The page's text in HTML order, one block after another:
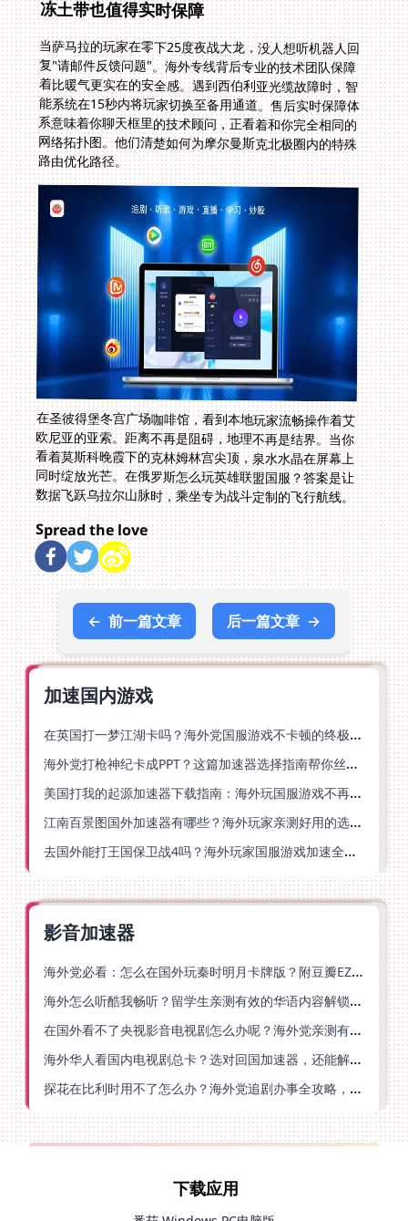
冻土带也值得实时保障
当萨马拉的玩家在零下25度夜战大龙，没人想听机器人回
复"请邮件反馈问题"。海外专线背后专业的技术团队保障
着比暖气更实在的安全感。遇到西伯利亚光缆故障时，智
能系统在15秒内将玩家切换至备用通道。售后实时保障体
系意味着你聊天框里的技术顾问，正看着和你完全相同的
网络拓扑图。他们清楚如何为摩尔曼斯克北极圈内的特殊
路由优化路径。
在圣彼得堡冬宫广场咖啡馆，看到本地玩家流畅操作着艾
欧尼亚的亚索。距离不再是阻碍，地理不再是结界。当你
看着莫斯科晚霞下的克林姆林宫尖顶，泉水水晶在屏幕上
同时绽放光芒。在俄罗斯怎么玩英雄联盟国服？答案是让
数据飞跃乌拉尔山脉时，乘坐专为战斗定制的飞行航线。
Spread the love
← 前一篇文章 后一篇文章 →
加速国内游戏
在英国打一梦江湖卡吗？海外党国服游戏不卡顿的终极解法
海外党打枪神纪卡成PPT？这篇加速器选择指南帮你丝滑上分
美国打我的起源加速器下载指南：海外玩国服游戏不再卡的终极方案
江南百景图国外加速器有哪些？海外玩家亲测好用的选择与避坑指南
去国外能打王国保卫战4吗？海外玩家国服游戏加速全攻略（附公主连结幻想江湖实测）
影音加速器
海外党必看：怎么在国外玩秦时明月卡牌版？附豆瓣EZCast地区限制破解法
海外怎么听酷我畅听？留学生亲测有效的华语内容解锁指南
在国外看不了央视影音电视剧怎么办呢？海外党亲测有效的回国加速方案
海外华人看国内电视剧总卡？选对回国加速器，还能解决菲律宾打不开反诈中心的问题
探花在比利时用不了怎么办？海外党追剧办事全攻略，选对加速器就够了
下载应用